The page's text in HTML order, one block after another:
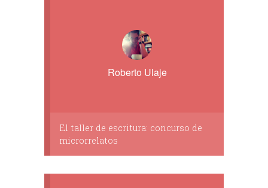
Roberto Ulaje
El taller de escritura: concurso de
microrrelatos